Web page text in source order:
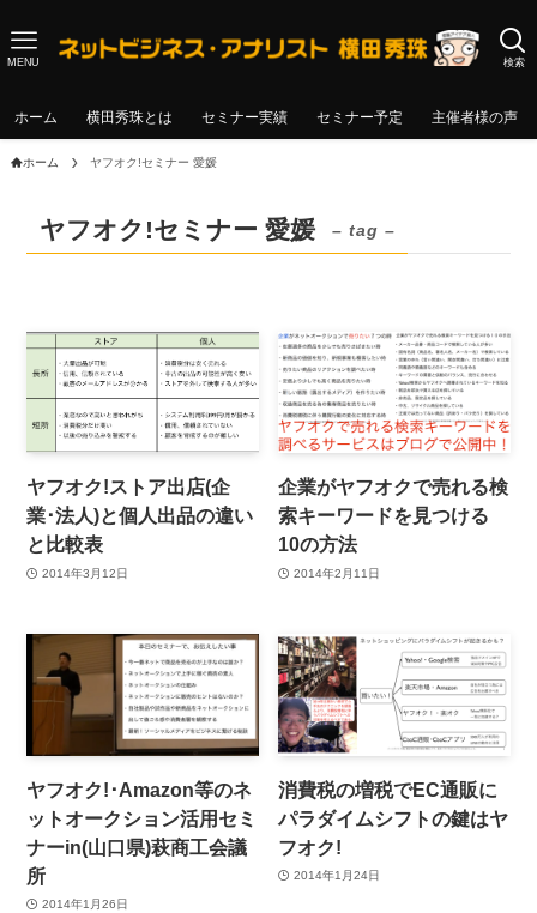
検索
MENU
ホーム 横田秀珠とは セミナー実績 セミナー予定 主催者様の声
ホーム ヤフオク!セミナー 愛媛
ヤフオク!セミナー 愛媛 – tag –
ヤフオク!ストア出店(企
業･法人)と個人出品の違い
と比較表
2014年3月12日
企業がヤフオクで売れる検
索キーワードを見つける
10の方法
2014年2月11日
ヤフオク!･Amazon等のネ
ットオークション活用セミ
ナーin(山口県)萩商工会議
所
2014年1月26日
消費税の増税でEC通販に
パラダイムシフトの鍵はヤ
フオク!
2014年1月24日